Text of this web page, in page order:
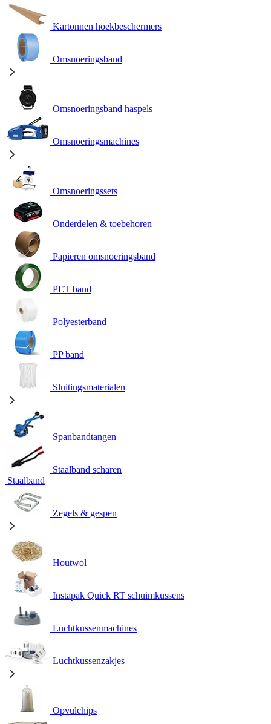
Kartonnen hoekbeschermers
Omsnoeringsband
Omsnoeringsband haspels
Omsnoeringsmachines
Omsnoeringssets
Onderdelen & toebehoren
Papieren omsnoeringsband
PET band
Polyesterband
PP band
Sluitingsmaterialen
Spanbandtangen
Staalband scharen
Staalband
Zegels & gespen
Houtwol
Instapak Quick RT schuimkussens
Luchtkussenmachines
Luchtkussenzakjes
Opvulchips